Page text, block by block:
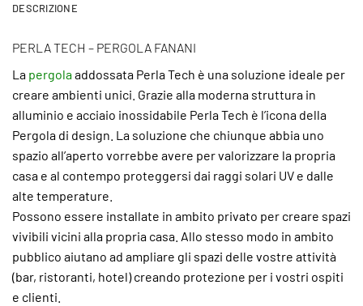
DESCRIZIONE
PERLA TECH – PERGOLA FANANI
La pergolaaddossata Perla Tech è una soluzione ideale per
creare ambienti unici. Grazie alla moderna struttura in
alluminio e acciaio inossidabile Perla Tech è l’icona della
Pergola di design. La soluzione che chiunque abbia uno
spazio all’aperto vorrebbe avere per valorizzare la propria
casa e al contempo proteggersi dai raggi solari UV e dalle
alte temperature.
Possono essere installate in ambito privato per creare spazi
vivibili vicini alla propria casa. Allo stesso modo in ambito
pubblico aiutano ad ampliare gli spazi delle vostre attività
(bar, ristoranti, hotel) creando protezione per i vostri ospiti
e clienti.